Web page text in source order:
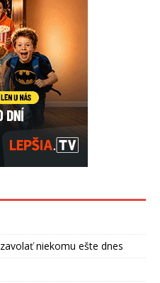
niekomu ešte dnes